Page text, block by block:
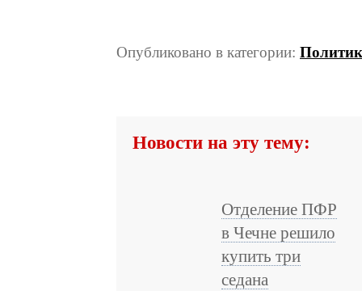
Опубликовано в категории:
Новости на эту тему:
Отделение ПФР
в Чечне решило
купить три
седана